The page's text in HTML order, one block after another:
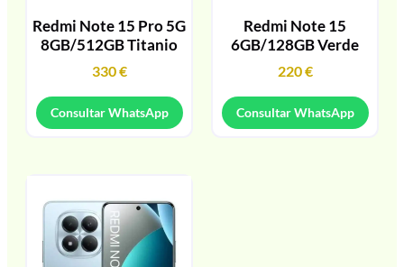
Redmi Note 15 Pro 5G
8GB/512GB Titanio
330€
Consultar WhatsApp
Redmi Note 15
6GB/128GB Verde
220€
Consultar WhatsApp